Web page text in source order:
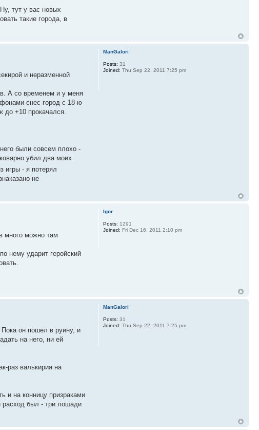
тут у вас новых
такие города, в
и неразменной
А со временем и у меня
снес город с 18-ю
до +10 прокачался.
были совсем плохо -
убил два моих
игры - я потерял
не
ManGalori
Posts: 31
Joined: Thu Sep 22, 2011 7:25 pm
много можно там
нему ударит геройский
Igor
Posts: 1291
Joined: Fri Dec 16, 2011 2:10 pm
он пошел в руину, и
на него, ни ей
раз валькирия на
и на конницу призраками
расход был - три лошади
ManGalori
Posts: 31
Joined: Thu Sep 22, 2011 7:25 pm